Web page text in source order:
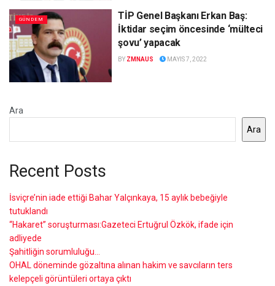
GÜNDEM
TİP Genel Başkanı Erkan Baş:
İktidar seçim öncesinde ‘mülteci
şovu’ yapacak
BY ZMNAUS MAYIS 7, 2022
Ara
Ara
Recent Posts
İsviçre’nin iade ettiği Bahar Yalçınkaya, 15 aylık bebeğiyle
tutuklandı
“Hakaret” soruşturması:Gazeteci Ertuğrul Özkök, ifade için
adliyede
Şahitliğin sorumluluğu…
OHAL döneminde gözaltına alınan hakim ve savcıların ters
kelepçeli görüntüleri ortaya çıktı